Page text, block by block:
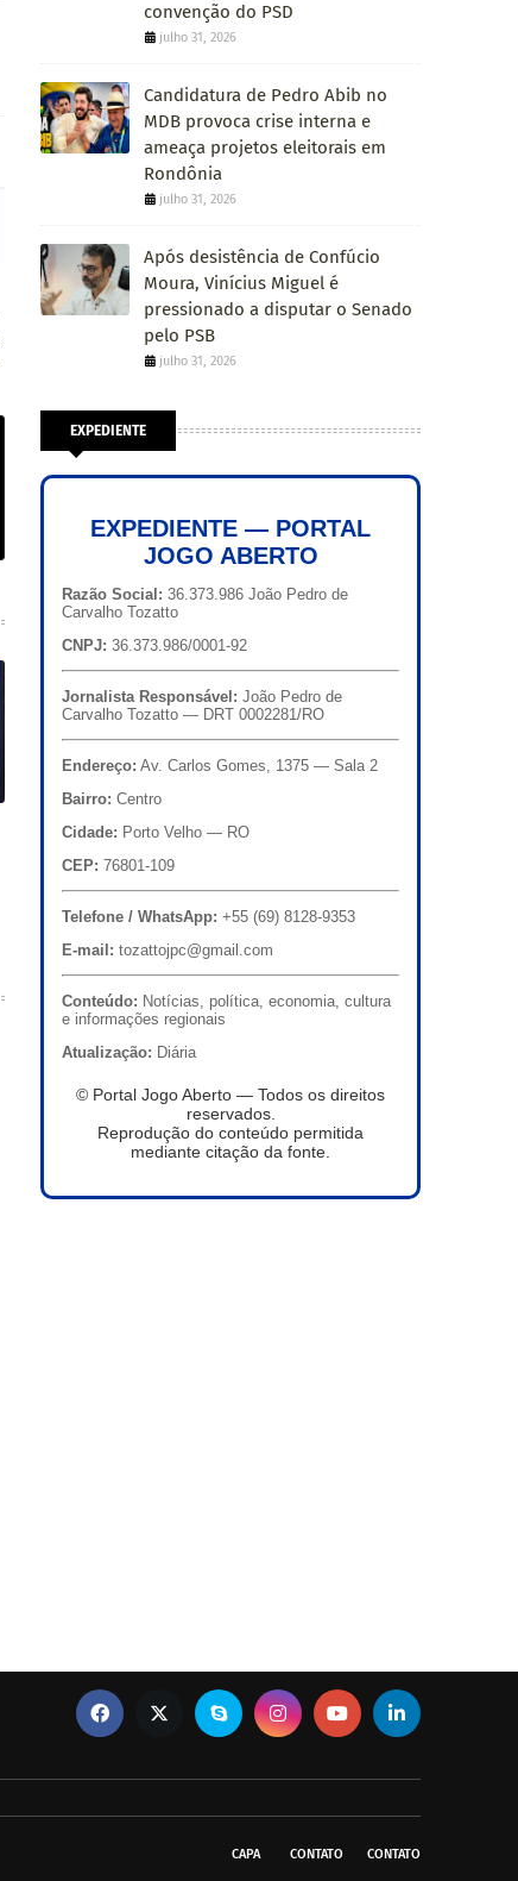
convenção do PSD
julho 31, 2026
Candidatura de Pedro Abib no
MDB provoca crise interna e
ameaça projetos eleitorais em
Rondônia
julho 31, 2026
Após desistência de Confúcio
Moura, Vinícius Miguel é
pressionado a disputar o Senado
pelo PSB
julho 31, 2026
EXPEDIENTE
EXPEDIENTE — PORTAL
JOGO ABERTO
Razão Social: 36.373.986 João Pedro de
Carvalho Tozatto
CNPJ: 36.373.986/0001-92
Jornalista Responsável: João Pedro de
Carvalho Tozatto — DRT 0002281/RO
Endereço: Av. Carlos Gomes, 1375 — Sala 2
Bairro: Centro
Cidade: Porto Velho — RO
CEP: 76801-109
Telefone / WhatsApp: +55 (69) 8128-9353
E-mail: tozattojpc@gmail.com
Conteúdo: Notícias, política, economia, cultura
e informações regionais
Atualização: Diária
© Portal Jogo Aberto — Todos os direitos
reservados.
Reprodução do conteúdo permitida
mediante citação da fonte.
CAPA CONTATO CONTATO